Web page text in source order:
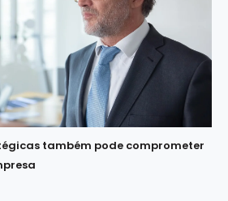
também pode comprometer